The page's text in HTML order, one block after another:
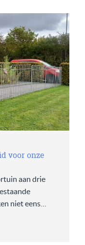
voor onze
aan drie
niet eens…